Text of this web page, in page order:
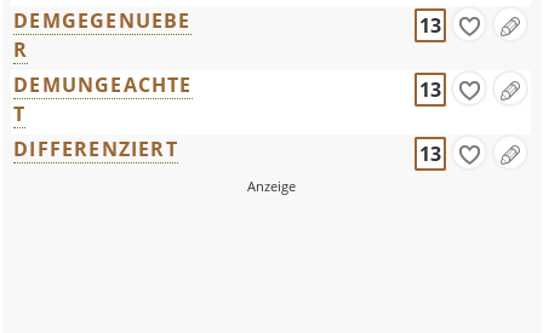
DEMGEGENUEBE
R
13
DEMUNGEACHTE
T
13
DIFFERENZIERT 13